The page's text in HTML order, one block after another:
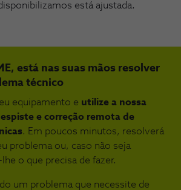
está ajustada.
está nas suas mãos resolver
técnico
equipamento e utilize a nossa
e correção remota de
. Em poucos minutos, resolverá
problema ou, caso não seja
o que precisa de fazer.
um problema que necessite de